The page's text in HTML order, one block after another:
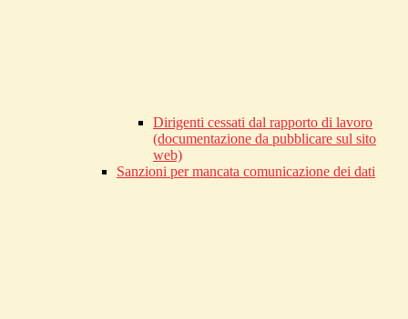
Dirigenti cessati dal rapporto di lavoro
(documentazione da pubblicare sul sito
web)
Sanzioni per mancata comunicazione dei dati